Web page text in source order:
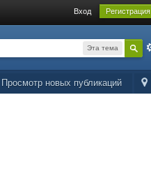
Вход Регистрация
Эта тема
Просмотр новых публикаций